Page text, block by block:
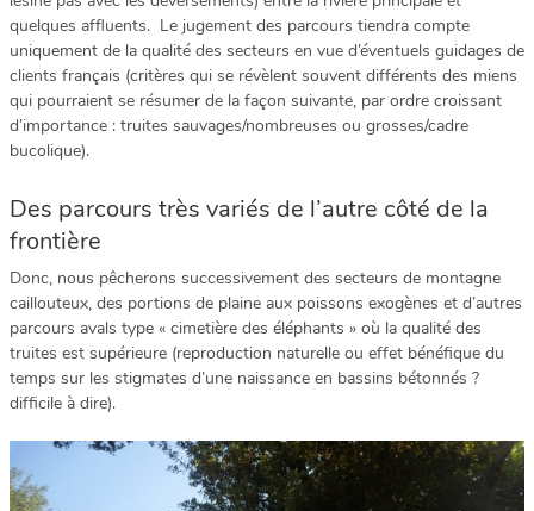
quelques affluents. Le jugement des parcours tiendra compte
uniquement de la qualité des secteurs en vue d’éventuels guidages de
clients français (critères qui se révèlent souvent différents des miens
qui pourraient se résumer de la façon suivante, par ordre croissant
d’importance : truites sauvages/nombreuses ou grosses/cadre
bucolique).
Des parcours très variés de l’autre côté de la
frontière
Donc, nous pêcherons successivement des secteurs de montagne
caillouteux, des portions de plaine aux poissons exogènes et d’autres
parcours avals type « cimetière des éléphants » où la qualité des
truites est supérieure (reproduction naturelle ou effet bénéfique du
temps sur les stigmates d’une naissance en bassins bétonnés ?
difficile à dire).